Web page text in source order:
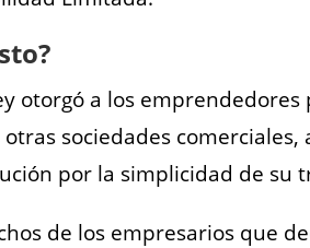
otorgó a los
sociedades
por la simplicidad de
de los empresarios que